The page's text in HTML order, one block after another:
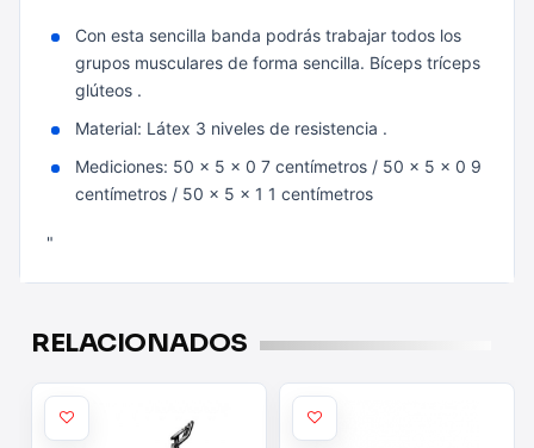
Con esta sencilla banda podrás trabajar todos los
grupos musculares de forma sencilla. Bíceps tríceps
glúteos .
Material: Látex 3 niveles de resistencia .
Mediciones: 50 x 5 x 0 7 centímetros / 50 x 5 x 0 9
centímetros / 50 x 5 x 1 1 centímetros
"
RELACIONADOS